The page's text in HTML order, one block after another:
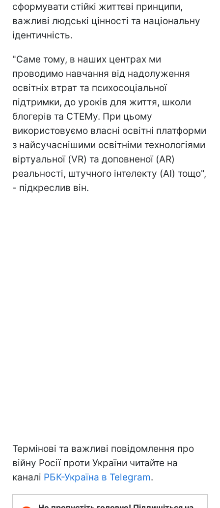
сформувати стійкі життєві принципи,
важливі людські цінності та національну
ідентичність.
"Саме тому, в наших центрах ми
проводимо навчання від надолуження
освітніх втрат та психосоціальної
підтримки, до уроків для життя, школи
блогерів та СТЕМу. При цьому
використовуємо власні освітні платформи
з найсучаснішими освітніми технологіями
віртуальної (VR) та доповненої (AR)
реальності, штучного інтелекту (AI) тощо",
- підкреслив він.
Термінові та важливі повідомлення про
війну Росії проти України читайте на
каналі РБК-Україна в Telegram.